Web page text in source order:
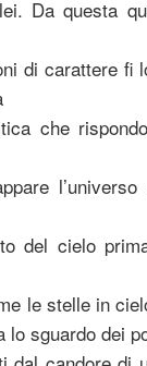
Da questa
di carattere fi
che
del cielo
le stelle in
lo sguardo dei